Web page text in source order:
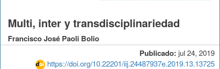
Publicado: jul 24, 2019
https://doi.org/10.22201/iij.24487937e.2019.13.13725
Multi, inter y transdisciplinariedad
Francisco José Paoli Bolio